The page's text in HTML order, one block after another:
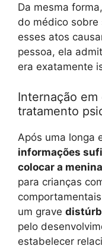
Da mesma
do médico sobre
esses atos
pessoa, ela
era exatamente
Internação
tratamento
Após uma longa
informações
colocar a menina
para crianças
um grave
pelo
estabelecer